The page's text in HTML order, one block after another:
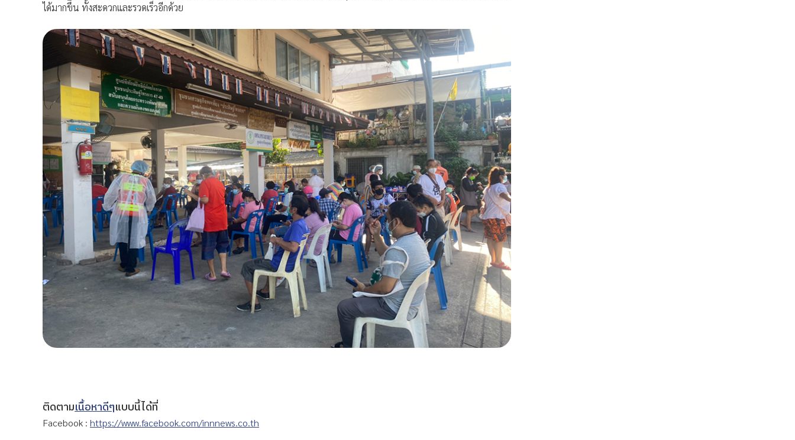
ได้มากขึ้น ทั้งสะดวกและรวดเร็วอีกด้วย
ติดตามเนื้อหาดีๆแบบนี้ได้ที่
Facebook : https://www.facebook.com/innnews.co.th